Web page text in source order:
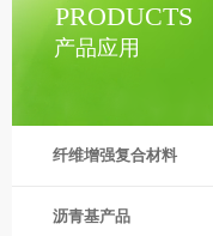
产品应用
PRODUCTS
纤维增强复合材料
沥青基产品